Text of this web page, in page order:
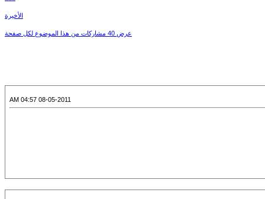
الأخيرة
عرض 40 مشاركات من هذا الموضوع لكل صفحة
08-05-2011 04:57 AM